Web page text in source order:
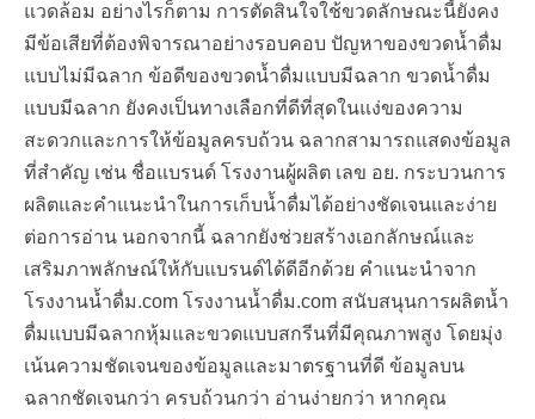
แวดล้อม อย่างไรก็ตาม การตัดสินใจใช้ขวดลักษณะนี้ยังคง
มีข้อเสียที่ต้องพิจารณาอย่างรอบคอบ ปัญหาของขวดน้ำดื่ม
แบบไม่มีฉลาก ข้อดีของขวดน้ำดื่มแบบมีฉลาก ขวดน้ำดื่ม
แบบมีฉลาก ยังคงเป็นทางเลือกที่ดีที่สุดในแง่ของความ
สะดวกและการให้ข้อมูลครบถ้วน ฉลากสามารถแสดงข้อมูล
ที่สำคัญ เช่น ชื่อแบรนด์ โรงงานผู้ผลิต เลข อย. กระบวนการ
ผลิตและคำแนะนำในการเก็บน้ำดื่มได้อย่างชัดเจนและง่าย
ต่อการอ่าน นอกจากนี้ ฉลากยังช่วยสร้างเอกลักษณ์และ
เสริมภาพลักษณ์ให้กับแบรนด์ได้ดีอีกด้วย คำแนะนำจาก
โรงงานน้ำดื่ม.com โรงงานน้ำดื่ม.com สนับสนุนการผลิตน้ำ
ดื่มแบบมีฉลากหุ้มและขวดแบบสกรีนที่มีคุณภาพสูง โดยมุ่ง
เน้นความชัดเจนของข้อมูลและมาตรฐานที่ดี ข้อมูลบน
ฉลากชัดเจนกว่า ครบถ้วนกว่า อ่านง่ายกว่า หากคุณ